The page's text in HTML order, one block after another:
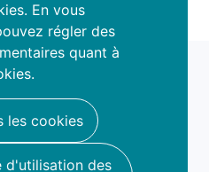
En vous
régler des
quant à
les cookies
d'utilisation des